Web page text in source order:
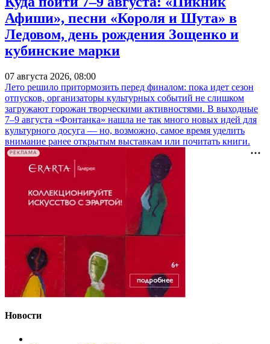
Афиши», песни «Короля и Шута» в
Ледовом, день рождения Зощенко и
кубинские марки
07 августа 2026, 08:00
Лето решило притормозить перед финалом: пока идет сезон
отпусков, организаторы культурных событий не слишком
загружают горожан творческими активностями. В выходные
7–9 августа «Фонтанка» нашла не так много новых идей для
культурного досуга — но, возможно, самое время уделить
внимание ранее открытым выставкам или почитать книги.
РЕКЛАМА
Новости